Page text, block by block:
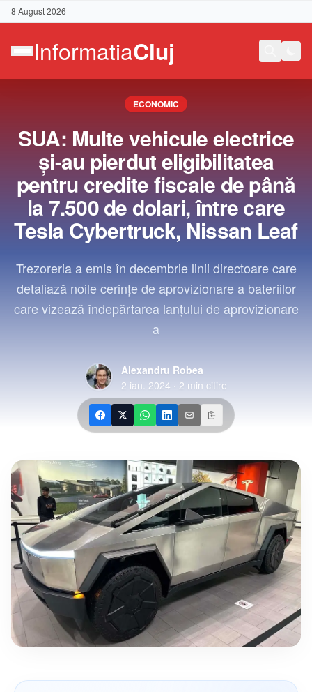
8 August 2026
Contact
ECONOMIC
SUA: Multe vehicule electrice
şi-au pierdut eligibilitatea
pentru credite fiscale de până
la 7.500 de dolari, între care
Tesla Cybertruck, Nissan Leaf
Trezoreria a emis în decembrie linii directoare care
detaliază noile cerinţe de aprovizionare a bateriilor
care vizează îndepărtarea lanţului de aprovizionare
a
Alexandru Robea
2 ian. 2024 · 2 min citire